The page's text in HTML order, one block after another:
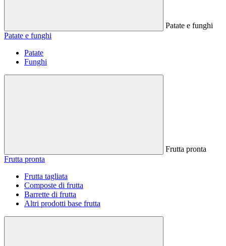
Patate e funghi
Patate e funghi
Patate
Funghi
Frutta pronta
Frutta pronta
Frutta tagliata
Composte di frutta
Barrette di frutta
Altri prodotti base frutta